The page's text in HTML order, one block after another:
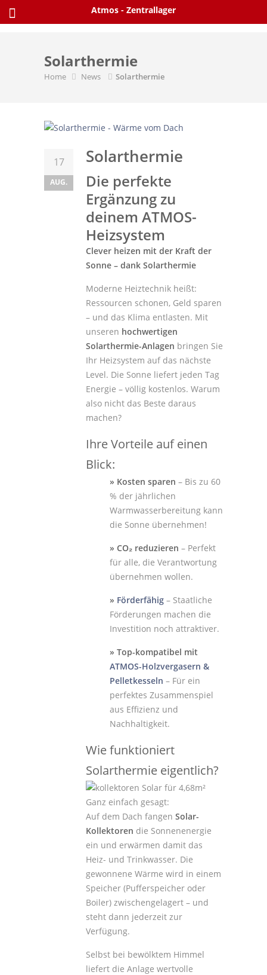
Skip
Solarthermie
Home News Solarthermie
17
AUG.
Solarthermie
Die perfekte
Ergänzung zu
deinem ATMOS-
Heizsystem
Clever heizen mit der Kraft der
Sonne – dank Solarthermie
Moderne Heiztechnik heißt:
Ressourcen schonen, Geld sparen
– und das Klima entlasten. Mit
unseren hochwertigen
Solarthermie-Anlagen bringen Sie
Ihr Heizsystem auf das nächste
Level. Die Sonne liefert jeden Tag
Energie – völlig kostenlos. Warum
also nicht das Beste daraus
machen?
Ihre Vorteile auf einen
Blick:
» Kosten sparen – Bis zu 60
% der jährlichen
Warmwasserbereitung kann
die Sonne übernehmen!
» CO₂ reduzieren – Perfekt
für alle, die Verantwortung
übernehmen wollen.
» Förderfähig – Staatliche
Förderungen machen die
Investition noch attraktiver.
» Top-kompatibel mit
ATMOS-Holzvergasern &
Pelletkesseln – Für ein
perfektes Zusammenspiel
aus Effizienz und
Nachhaltigkeit.
Wie funktioniert
Solarthermie eigentlich?
Ganz einfach gesagt:
Auf dem Dach fangen Solar-
Kollektoren die Sonnenenergie
ein und erwärmen damit das
Heiz- und Trinkwasser. Die
gewonnene Wärme wird in einem
Speicher (Pufferspeicher oder
Boiler) zwischengelagert – und
steht dann jederzeit zur
Verfügung.
Selbst bei bewölktem Himmel
liefert die Anlage wertvolle
Atmos - Zentrallager